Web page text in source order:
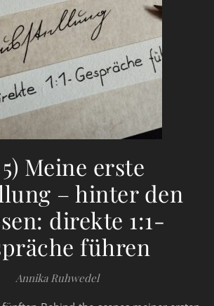
Meine erste
– hinter den
direkte 1:1-
führen
Annika Ruhwedel